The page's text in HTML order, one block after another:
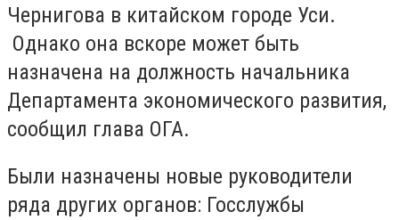
Чернигова в китайском городе Уси.
Однако она вскоре может быть
назначена на должность начальника
Департамента экономического развития,
сообщил глава ОГА.
Были назначены новые руководители
ряда других органов: Госслужбы